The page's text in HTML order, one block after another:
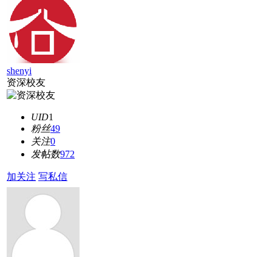
shenyi
资深校友
UID1
粉丝49
关注0
发帖数972
加关注 写私信